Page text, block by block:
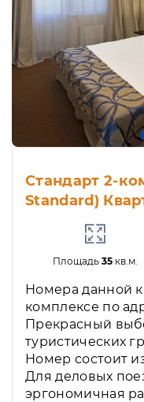
Стандарт 2-
Standard)
Площадь 35кв.м.
Номера данной
комплексе по
Прекрасный
туристических
Номер состоит
Для деловых
эргономичная